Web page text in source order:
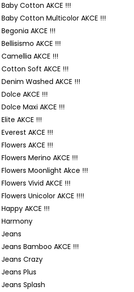
Baby Cotton AKCE !!!
Baby Cotton Multicolor AKCE !!!
Begonia AKCE !!!
Bellisismo AKCE !!!
Camellia AKCE !!!
Cotton Soft AKCE !!!
Denim Washed AKCE !!!
Dolce AKCE !!!
Dolce Maxi AKCE !!!
Elite AKCE !!!
Everest AKCE !!!
Flowers AKCE !!!
Flowers Merino AKCE !!!
Flowers Moonlight Akce !!!
Flowers Vivid AKCE !!!
Flowers Unicolor AKCE !!!!
Happy AKCE !!!
Harmony
Jeans
Jeans Bamboo AKCE !!!
Jeans Crazy
Jeans Plus
Jeans Splash
4010